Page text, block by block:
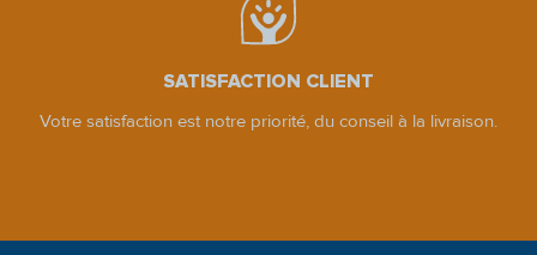
SATISFACTION CLIENT
Votre satisfaction est notre priorité, du conseil à la livraison.